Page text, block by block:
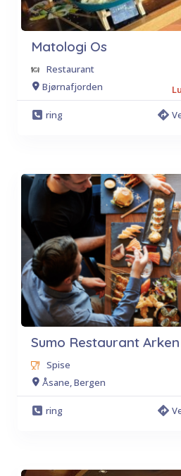
Matologi Os
Restaurant
Bjørnafjorden
ring
Sumo Restaurant Arken
Spise
Åsane, Bergen
ring